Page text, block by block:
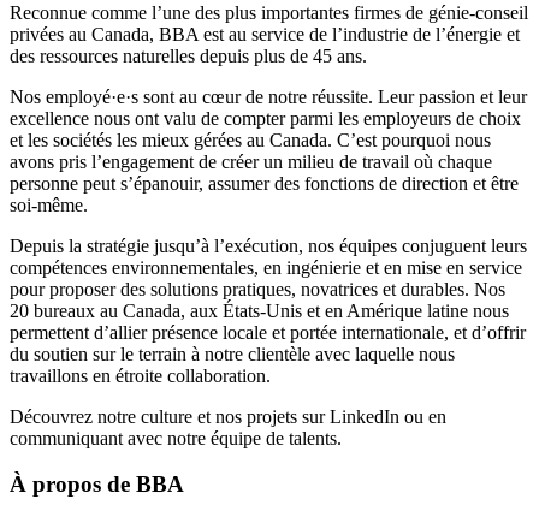
Reconnue comme l’une des plus importantes firmes de génie-conseil
privées au Canada, BBA est au service de l’industrie de l’énergie et
des ressources naturelles depuis plus de 45 ans.
Nos employé·e·s sont au cœur de notre réussite. Leur passion et leur
excellence nous ont valu de compter parmi les employeurs de choix
et les sociétés les mieux gérées au Canada. C’est pourquoi nous
avons pris l’engagement de créer un milieu de travail où chaque
personne peut s’épanouir, assumer des fonctions de direction et être
soi-même.
Depuis la stratégie jusqu’à l’exécution, nos équipes conjuguent leurs
compétences environnementales, en ingénierie et en mise en service
pour proposer des solutions pratiques, novatrices et durables. Nos
20 bureaux au Canada, aux États-Unis et en Amérique latine nous
permettent d’allier présence locale et portée internationale, et d’offrir
du soutien sur le terrain à notre clientèle avec laquelle nous
travaillons en étroite collaboration.
Découvrez notre culture et nos projets surLinkedIn ou en
communiquant avec notre équipe de talents.
À propos de BBA